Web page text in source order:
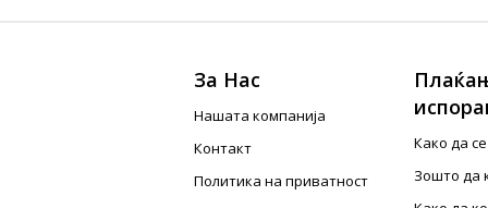
За Нас
Нашата компанија
Контакт
Политика на приватност
Како да
Зошто да